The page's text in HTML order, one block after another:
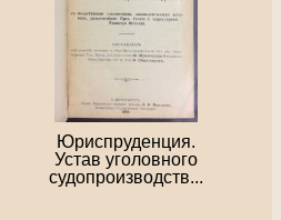
Юриспруденция.
Устав уголовного
судопроизводств...